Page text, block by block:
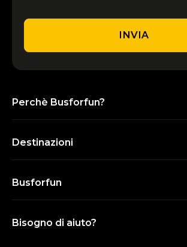
INVIA
Perchè Busforfun?
Destinazioni
Busforfun
Bisogno di aiuto?